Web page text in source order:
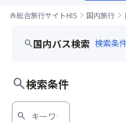
home総合旅行サイトHIS 国内旅行
search国内バス検索
search検索条件
search